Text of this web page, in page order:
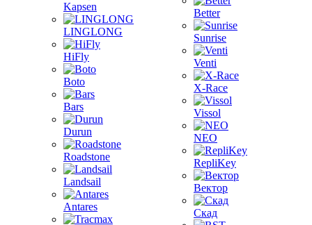
Kapsen
LINGLONG
HiFly
Boto
Bars
Durun
Roadstone
Landsail
Antares
Better
Sunrise
Venti
X-Race
Vissol
NEO
RepliKey
Вектор
Скад